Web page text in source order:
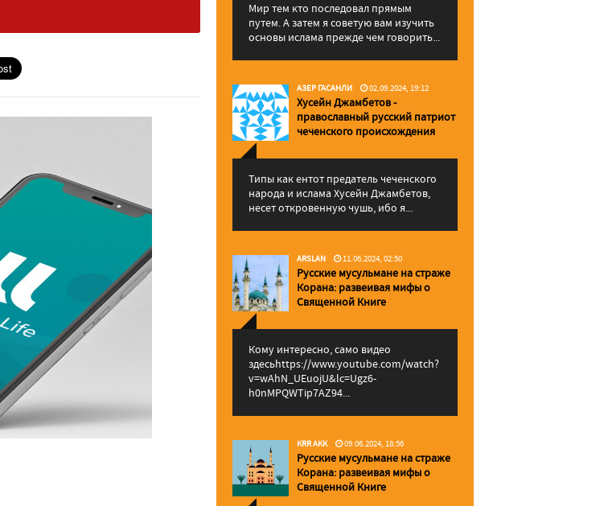
Мир тем кто последовал прямым
путем. А затем я советую вам изучить
основы ислама прежде чем говорить...
АЗЕР ГАСАНЛИ 02.09.2024, 19:12
Хусейн Джамбетов -
православный русский патриот
чеченского происхождения
Типы как ентот предатель чеченского
народа и ислама Хусейн Джамбетов,
несет откровенную чушь, ибо я...
ARSLAN 11.06.2024, 02:50
Русские мусульмане на страже
Корана: pазвеивая мифы о
Священной Книге
Кому интересно, само видео
здесьhttps://www.youtube.com/watch?
v=wAhN_UEuojU&lc=Ugz6-
h0nMPQWTip7AZ94...
KRR AKK 09.06.2024, 18:56
Русские мусульмане на страже
Корана: pазвеивая мифы о
Священной Книге